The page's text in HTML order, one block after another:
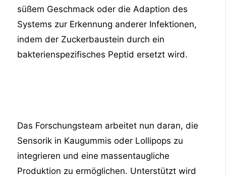
süßem Geschmack oder die Adaption des
Systems zur Erkennung anderer Infektionen,
indem der Zuckerbaustein durch ein
bakterienspezifisches Peptid ersetzt wird.​
Das Forschungsteam arbeitet nun daran, die
Sensorik in Kaugummis oder Lollipops zu
integrieren und eine massentaugliche
Produktion zu ermöglichen. Unterstützt wird